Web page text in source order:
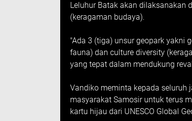
Leluhur Batak akan dilaksanakan
(keragaman budaya).
"Ada 3 (tiga) unsur geopark yakni
fauna) dan culture diversity
yang tepat dalam mendukung
Vandiko meminta kepada seluruh
masyarakat Samosir untuk terus
kartu hijau dari UNESCO Global